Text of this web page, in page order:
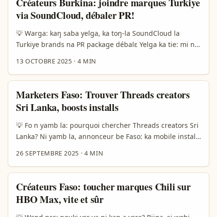
retail scale and creative momentum — ayni boonsri nɛ
Matin Kim si rafal (source: Central/Ma tin Kim excerpt).
...
via SoundCloud, débaler PR!
💡 Warga: kaŋ saba yelga, ka toŋ-la SoundCloud la
Turkiye brands na PR package débalɛ Yelga ka tie: mi ni
(unbox + review) jɔgɛ Turkiye brands via SoundCloud. Di
zem: SoundCloud ka be musiciens ni labels la, niminna
kôntakt, trust, laka proof, video production, logistic
(shipping), ni language barrier. ...
13 OCTOBRE 2025 · 4 MIN
Marketers Faso: Trouver Threads creators
Sri Lanka, boosts installs
💡 Fo n yamb la: pourquoi chercher Threads creators Sri
Lanka? Ni yamb la, annonceur be Faso: ka mobile installs
Instagram ka Threads gaango ka sôôre. A tond tiiga: Sri
Lanka be small market mais creators ya somda ka
influence puissant dans diaspora Asia & users global. N
hé n yaa, n seega la: ka fâa la créateurs we ka d tiiga
followers authentiques, n ka fo installs be rapides et
moins cher. ...
26 SEPTEMBRE 2025 ·4 MIN
Créateurs Faso: toucher marques Chili sur
HBO Max, vite et sûr